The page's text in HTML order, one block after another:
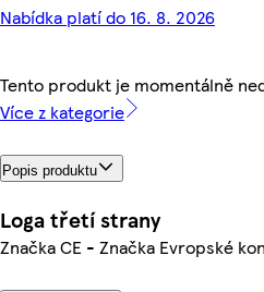
Nabídka platí do 16. 8. 2026
Tento produkt je momentálně
Více z kategorie
Popis produktu
Loga třetí strany
Značka CE - Značka Evropské